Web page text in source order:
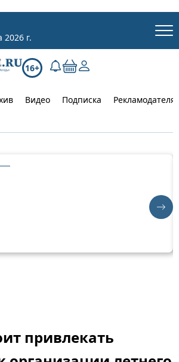
2026 г.
16+
Видео Подписка
привлекать